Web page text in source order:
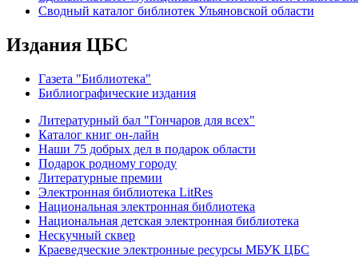
Сводный каталог библиотек Ульяновской области
Издания ЦБС
Газета "Библиотека"
Библиографические издания
Литературный бал "Гончаров для всех"
Каталог книг он-лайн
Наши 75 добрых дел в подарок области
Подарок родному городу
Литературные премии
Электронная библиотека LitRes
Национальная электронная библиотека
Национальная детская электронная библиотека
Нескучный сквер
Краеведческие электронные ресурсы МБУК ЦБС